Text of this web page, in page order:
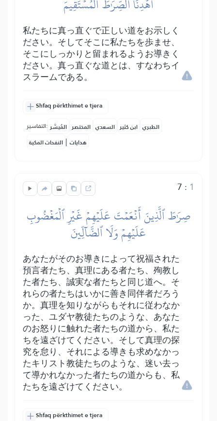
ٱهۡدِنَا ٱلصِّرَٰطَ ٱلۡمُسۡتَقِيمَ
私たちに真っ直ぐで正しい道をお示しく
ださい。そしてそこに私たちを歩ませ、
そこにしっかりと留まれるようお導きく
ださい。真っ直ぐな道とは、すなわちイ
スラームである。
Shfaq përkthimet e tjera
التفاسير: المُيسَّر المختصر السعدي ابن كثير الطبري
النفحات المكية | هدايات
7 : 1
صِرَٰطَ ٱلَّذِينَ أَنۡعَمۡتَ عَلَيۡهِمۡ غَيۡرِ ٱلۡمَغۡضُوبِ
عَلَيۡهِمۡ وَلَا ٱلضَّآلِّينَ
あなたがそのお導きによって祝福された
預言者たち、真理にある者たち、殉教し
た者たち、誠実な者たちと同じ道へ。そ
れらの者たちはいかに善き同伴者だろう
か。真理を知りながらもそれに従わなか
った、ユダヤ教徒たちのような、あなた
のお怒りに触れた者たちの道から、私た
ちを遠ざけてください。そして真理の探
究を怠り、それによる導きも求めなかっ
たキリスト教徒たちのような、迷い去っ
て導かれなかった者たちの道からも、私
たちを遠ざけてください。
Shfaq përkthimet e tjera